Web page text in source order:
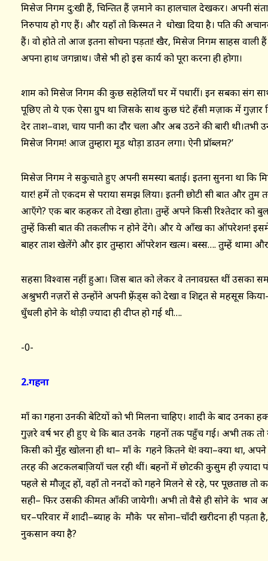
मिसेज निगम दु:खी हैं, चिन्तित हैं ज़माने का हालचाल देखकर। अपनी
निरुपाय हो गए हैं। और यहाँ तो किस्मत ने धोखा दिया है। पति की
हैं। वो होते तो आज इतना सोचना पड़ता! खैर, मिसेज निगम साहस वाली
अपना हाथ जगन्नाथ। जैसे भी हो इस कार्य को पूरा करना ही होगा।
शाम को मिसेज निगम की कुछ सहेलियाँ घर में पधारीं। इन सबका संग
पूछिए तो ये एक ऐसा ग्रुप था जिसके साथ कुछ घंटे हँसी मज़ाक में गुज़ार
देर ताश–वाश, चाय पानी का दौर चला और अब उठने की बारी थी।तभी
मिसेज निगम! आज तुम्हारा मूड थोड़ा डाउन लगा। ऐनी प्रॉब्लम?’
मिसेज निगम ने सकुचाते हुए अपनी समस्या बताई। इतना सुनना था कि
यार! हमें तो एकदम से पराया समझ लिया। इतनी छोटी सी बात और तुम
आएँगे? एक बार कहकर तो देखा होता। तुम्हें अपने किसी रिश्तेदार को
तुम्हें किसी बात की तकलीफ न होने देंगे। और ये आँख का ऑपरेशन!
बाहर ताश खेलेंगे और इार तुम्हारा ऑपरेशन खत्म। बस्स…. तुम्हें थामा
सहसा विश्वास नहीं हुआ। जिस बात को लेकर वे तनावग्रस्त थीं उसका
अश्रुभरी नज़रों से उन्होंने अपनी फ़्रेंड्स को देखा व शिद्दत से महसूस
धुँधली होने के थोड़ी ज्यादा ही दीप्त हो गई थी….
-0-
2.गहना
माँ का गहना उनकी बेटियों को भी मिलना चाहिए। शादी के बाद उनका
गुज़रे वर्ष भर ही हुए थे कि बात उनके गहनों तक पहुँच गई। अभी तक
किसी को मुँह खोलना ही था– माँ के गहने कितने थे! क्या–क्या था,
तरह की अटकलबाजि़याँ चल रही थीं। बहनों में छोटकी कुसुम ही ज़्यादा
पहले से मौजूद हों, वहाँ तो ननदों को गहने मिलने से रहे, पर पूछताछ तो
सही– फिर उसकी कीमत आँकी जायेगी। अभी तो वैसे ही सोने के भाव
घर–परिवार में शादी–ब्याह के मौके पर सोना–चाँदी खरीदना ही
नुकसान क्या है?